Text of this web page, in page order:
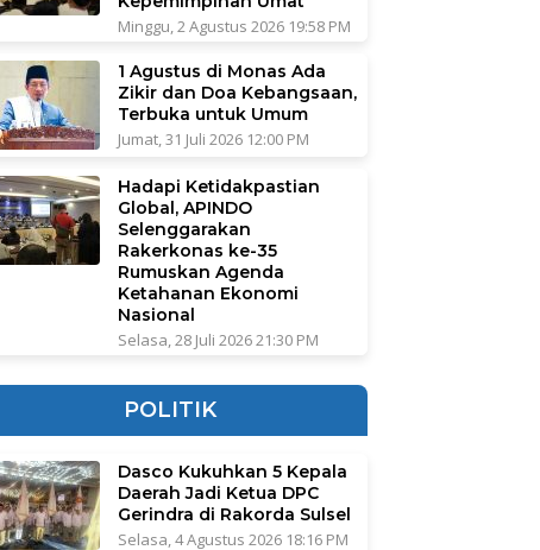
Minggu, 2 Agustus 2026 19:58 PM
1 Agustus di Monas Ada
Zikir dan Doa Kebangsaan,
Terbuka untuk Umum
Jumat, 31 Juli 2026 12:00 PM
Hadapi Ketidakpastian
Global, APINDO
Selenggarakan
Rakerkonas ke-35
Rumuskan Agenda
Ketahanan Ekonomi
Nasional
Selasa, 28 Juli 2026 21:30 PM
POLITIK
Dasco Kukuhkan 5 Kepala
Daerah Jadi Ketua DPC
Gerindra di Rakorda Sulsel
Selasa, 4 Agustus 2026 18:16 PM